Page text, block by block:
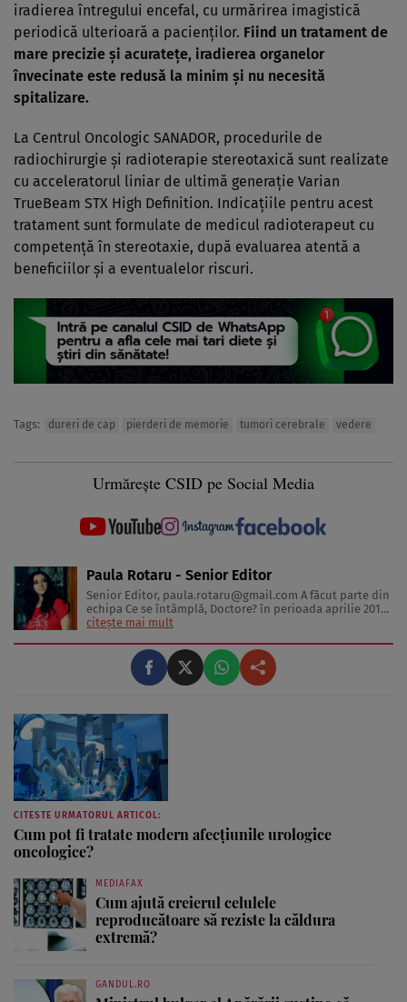
iradierea întregului encefal, cu urmărirea imagistică
periodică ulterioară a pacienților. Fiind un tratament de
mare precizie și acuratețe, iradierea organelor
învecinate este redusă la minim și nu necesită
spitalizare.
La Centrul Oncologic SANADOR, procedurile de
radiochirurgie și radioterapie stereotaxică sunt realizate
cu acceleratorul liniar de ultimă generație Varian
TrueBeam STX High Definition. Indicațiile pentru acest
tratament sunt formulate de medicul radioterapeut cu
competență în stereotaxie, după evaluarea atentă a
beneficiilor și a eventualelor riscuri.
Tags: dureri de cap pierderi de memorie tumori cerebrale vedere
Urmărește CSID pe Social Media
Paula Rotaru - Senior Editor
Senior Editor, paula.rotaru@gmail.com
echipa Ce se întâmplă, Doctore? în perioada aprilie 2013-
decembrie 2023. Articolele sale cuprind informații despre
și sănătatea emoțională. Colaborări: Viața ...
citește mai mult
CITESTE URMATORUL ARTICOL:
Cum pot fi tratate modern afecțiunile urologice
oncologice?
MEDIAFAX
Cum ajută creierul celulele
reproducătoare să reziste la căldura
extremă?
GANDUL.RO